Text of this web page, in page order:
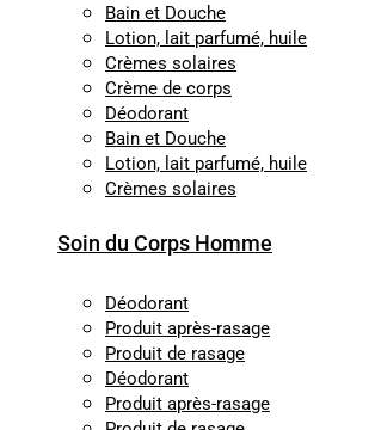
Bain et Douche
Lotion, lait parfumé, huile
Crèmes solaires
Crème de corps
Déodorant
Bain et Douche
Lotion, lait parfumé, huile
Crèmes solaires
Soin du Corps Homme
Déodorant
Produit après-rasage
Produit de rasage
Déodorant
Produit après-rasage